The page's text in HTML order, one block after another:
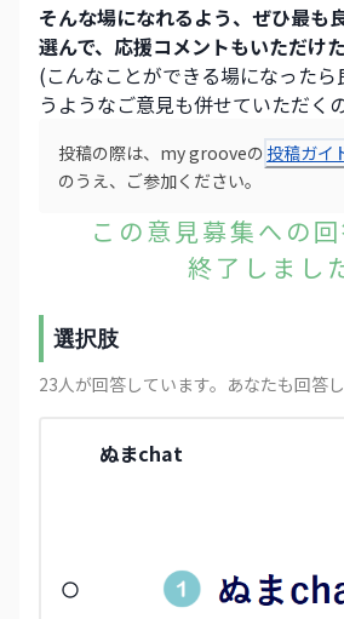
そんな場になれるよう、ぜひ最も
選んで、応援コメントもいただけ
(こんなことができる場になった
うようなご意見も併せていただく
投稿の際は、my grooveの 投稿ガイ
のうえ、ご参加ください。
この意見募集への
終了しまし
選択肢
23人が回答しています。あなたも回答
ぬまchat